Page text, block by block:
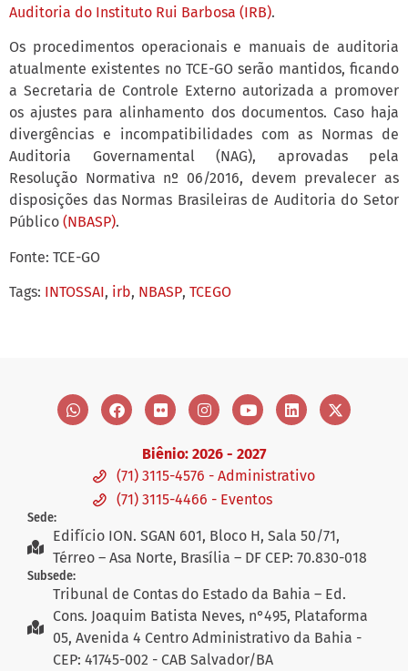
Auditoria do Instituto Rui Barbosa (IRB).
Os procedimentos operacionais e manuais de auditoria
atualmente existentes no TCE-GO serão mantidos, ficando
a Secretaria de Controle Externo autorizada a promover
os ajustes para alinhamento dos documentos. Caso haja
divergências e incompatibilidades com as Normas de
Auditoria Governamental (NAG), aprovadas pela
Resolução Normativa nº 06/2016, devem prevalecer as
disposições das Normas Brasileiras de Auditoria do Setor
Público (NBASP).
Fonte: TCE-GO
Tags: INTOSSAI, irb, NBASP, TCEGO
Biênio: 2026 - 2027
(71) 3115-4576 - Administrativo
(71) 3115-4466 - Eventos
Sede:
Edifício ION. SGAN 601, Bloco H, Sala 50/71,
Térreo – Asa Norte, Brasília – DF CEP: 70.830-018
Subsede:
Tribunal de Contas do Estado da Bahia – Ed.
Cons. Joaquim Batista Neves, n°495, Plataforma
05, Avenida 4 Centro Administrativo da Bahia -
CEP: 41745-002 - CAB Salvador/BA